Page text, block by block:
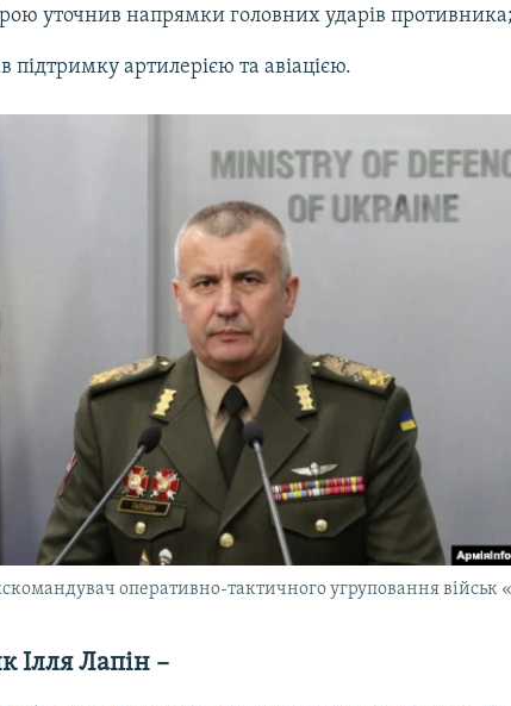
уточнив напрямки головних ударів
підтримку артилерією та авіацією.
оперативно-тактичного угруповання військ
Ілля Лапін –